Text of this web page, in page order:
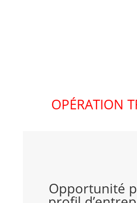
OPÉRATION
Opportunité